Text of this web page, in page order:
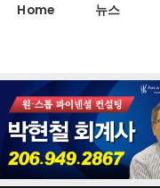
Home 뉴스